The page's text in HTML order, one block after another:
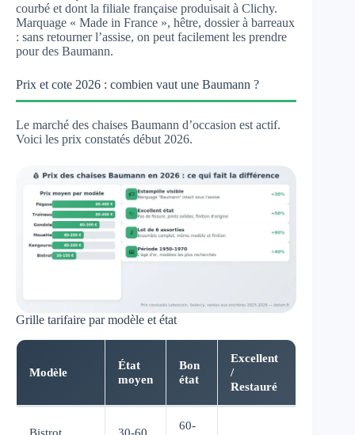
courbé et dont la filiale française produisait à Clichy.
Marquage « Made in France », hêtre, dossier à barreaux
: sans retourner l’assise, on peut facilement les prendre
pour des Baumann.
Prix et cote 2026 : combien vaut une Baumann ?
Le marché des chaises Baumann d’occasion est actif.
Voici les prix constatés début 2026.
Grille tarifaire par modèle et état
Modèle
État
moyen
Bon
état
Excellent
/
Restauré
Bistrot
30-60
60-